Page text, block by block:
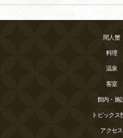
間人蟹
料理
温泉
客室
館内・施
トピックス
アクセス